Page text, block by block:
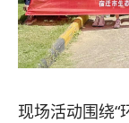
现场活动围绕“